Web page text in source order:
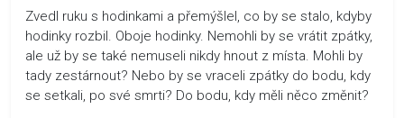
Zvedl ruku s hodinkami a přemýšlel, co by se stalo, kdyby
hodinky rozbil. Oboje hodinky. Nemohli by se vrátit zpátky,
ale už by se také nemuseli nikdy hnout z místa. Mohli by
tady zestárnout? Nebo by se vraceli zpátky do bodu, kdy
se setkali, po své smrti? Do bodu, kdy měli něco změnit?